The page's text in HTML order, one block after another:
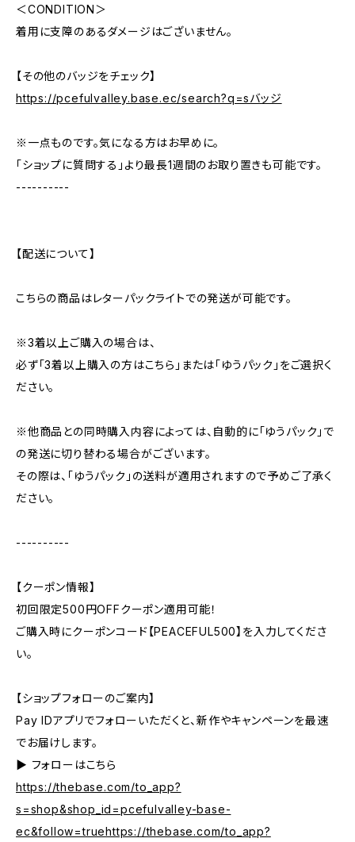
＜CONDITION＞
着用に支障のあるダメージはございません。
【その他のバッジをチェック】
https://pcefulvalley.base.ec/search?q=sバッジ
※一点ものです。気になる方はお早めに。
「ショップに質問する」より最長1週間のお取り置きも可能です。
----------
【配送について】
こちらの商品はレターパックライトでの発送が可能です。
※3着以上ご購入の場合は、
必ず「3着以上購入の方はこちら」または「ゆうパック」をご選択く
ださい。
※他商品との同時購入内容によっては、自動的に「ゆうパック」で
の発送に切り替わる場合がございます。
その際は、「ゆうパック」の送料が適用されますので予めご了承く
ださい。
----------
【クーポン情報】
初回限定500円OFFクーポン適用可能！
ご購入時にクーポンコード【PEACEFUL500】を入力してくださ
い。
【ショップフォローのご案内】
Pay IDアプリでフォローいただくと、新作やキャンペーンを最速
でお届けします。
▶︎ フォローはこちら
https://thebase.com/to_app?
s=shop&shop_id=pcefulvalley-base-
ec&follow=truehttps://thebase.com/to_app?